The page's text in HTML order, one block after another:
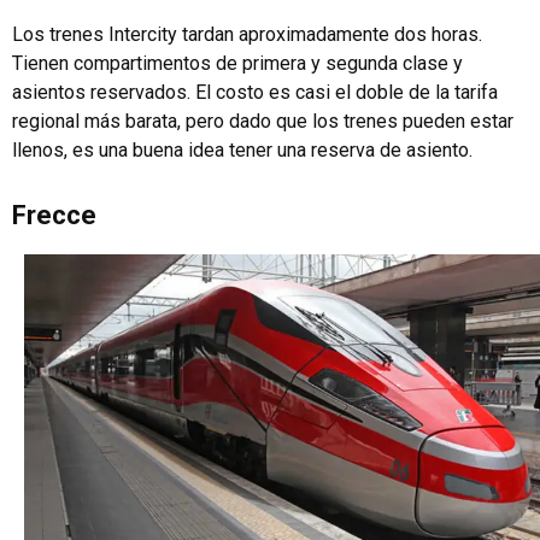
Los trenes Intercity tardan aproximadamente dos horas.
Tienen compartimentos de primera y segunda clase y
asientos reservados. El costo es casi el doble de la tarifa
regional más barata, pero dado que los trenes pueden estar
llenos, es una buena idea tener una reserva de asiento.
Frecce